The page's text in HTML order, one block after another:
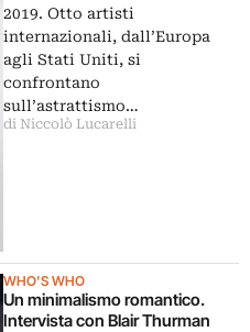
2019. Otto artisti
internazionali, dall’Europa
agli Stati Uniti, si
confrontano
sull’astrattismo…
di Niccolò Lucarelli
WHO'S WHO
Un minimalismo romantico.
Intervista con Blair Thurman